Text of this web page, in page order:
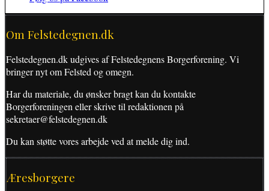
Om Felstedegnen.dk
Felstedegnen.dk udgives af Felstedegnens Borgerforening. Vi
bringer nyt om Felsted og omegn.
Har du materiale, du ønsker bragt kan du kontakte
Borgerforeningen eller skrive til redaktionen på
sekretaer@felstedegnen.dk
Du kan støtte vores arbejde ved at melde dig ind.
Æresborgere